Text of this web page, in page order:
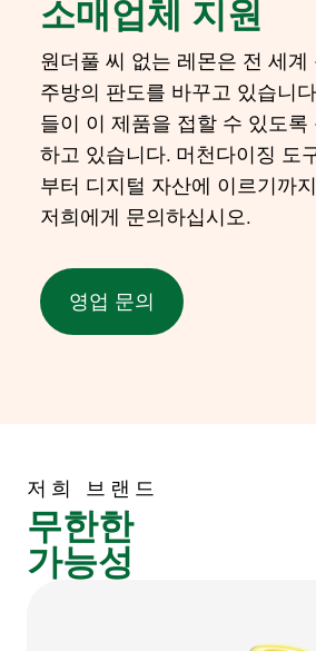
소매업체 지원
원더풀 씨 없는 레몬은 전 세계
주방의 판도를 바꾸고 있습니
들이 이 제품을 접할 수 있도록
하고 있습니다. 머천다이징 도
부터 디지털 자산에 이르기까
저희에게 문의하십시오.
영업 문의
저희 브랜드
무한한
가능성